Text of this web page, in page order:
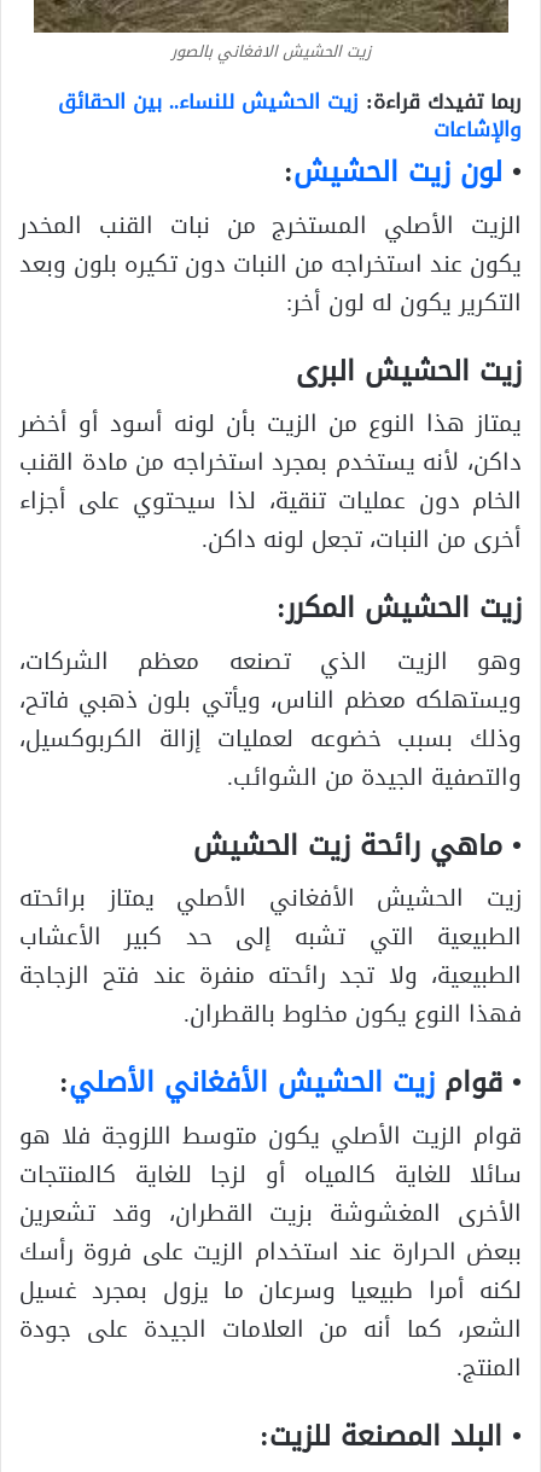
زيت الحشيش الافغاني بالصور
ربما تفيدك قراءة: زيت الحشيش للنساء.. بين الحقائق
والإشاعات
• لون زيت الحشيش:
الزيت الأصلي المستخرج من نبات القنب المخدر
يكون عند استخراجه من النبات دون تكيره بلون وبعد
التكرير يكون له لون أخر:
زيت الحشيش البرى
يمتاز هذا النوع من الزيت بأن لونه أسود أو أخضر
داكن، لأنه يستخدم بمجرد استخراجه من مادة القنب
الخام دون عمليات تنقية، لذا سيحتوي على أجزاء
أخرى من النبات، تجعل لونه داكن.
زيت الحشيش المكرر:
وهو الزيت الذي تصنعه معظم الشركات،
ويستهلكه معظم الناس، ويأتي بلون ذهبي فاتح،
وذلك بسبب خضوعه لعمليات إزالة الكربوكسيل،
والتصفية الجيدة من الشوائب.
• ماهي رائحة زيت الحشيش
زيت الحشيش الأفغاني الأصلي يمتاز برائحته
الطبيعية التي تشبه إلى حد كبير الأعشاب
الطبيعية، ولا تجد رائحته منفرة عند فتح الزجاجة
فهذا النوع يكون مخلوط بالقطران.
• قوام زيت الحشيش الأفغاني الأصلي:
قوام الزيت الأصلي يكون متوسط اللزوجة فلا هو
سائلا للغاية كالمياه أو لزجا للغاية كالمنتجات
الأخرى المغشوشة بزيت القطران، وقد تشعرين
ببعض الحرارة عند استخدام الزيت على فروة رأسك
لكنه أمرا طبيعيا وسرعان ما يزول بمجرد غسيل
الشعر، كما أنه من العلامات الجيدة على جودة
المنتج.
• البلد المصنعة للزيت: